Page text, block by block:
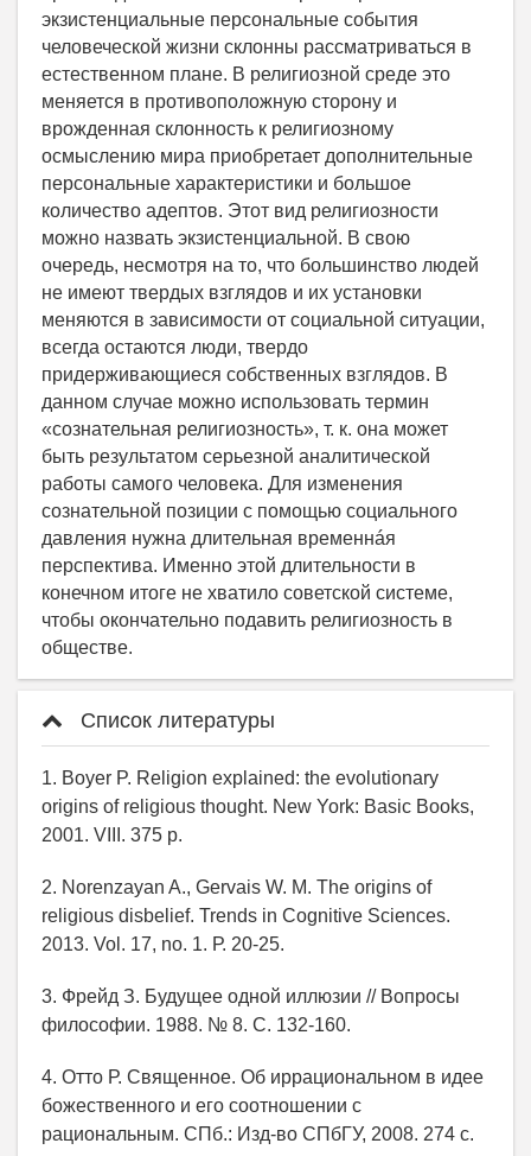
Список литературы
1. Boyer P. Religion explained: the evolutionary
origins of religious thought. New York: Basic Books,
2001. VIII. 375 p.
2. Norenzayan A., Gervais W. M. The origins of
religious disbelief. Trends in Cognitive Sciences.
2013. Vol. 17, no. 1. Р. 20-25.
3. Фрейд З. Будущее одной иллюзии // Вопросы
философии. 1988. № 8. С. 132-160.
4. Отто Р. Священное. Об иррациональном в идее
божественного и его соотношении с
рациональным. СПб.: Изд-во СПбГУ, 2008. 274 с.